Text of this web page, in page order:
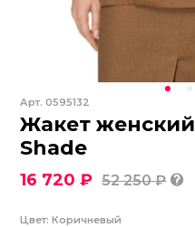
Арт.0595132
Жакет женский
Shade
16 720 ₽ 52 250 ₽
Цвет: Коричневый